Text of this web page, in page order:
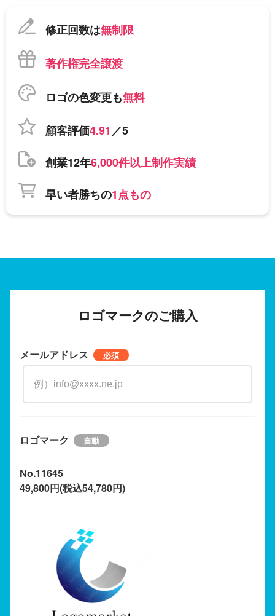
修正回数は無制限
著作権完全譲渡
ロゴの色変更も無料
顧客評価4.91／5
創業12年6,000件以上制作実績
早い者勝ちの1点もの
ロゴマークのご購入
メールアドレス
ロゴマーク
No.11645
49,800円(税込54,780円)